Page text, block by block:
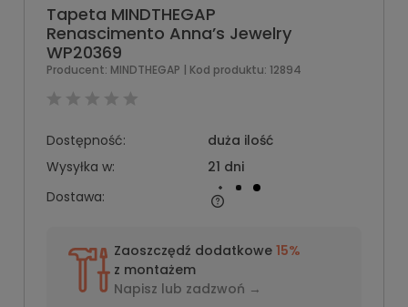
Tapeta MINDTHEGAP
Renascimento Anna’s Jewelry
WP20369
Producent: MINDTHEGAP | Kod produktu: 12894
Dostępność:
duża ilość
Wysyłka w:
21 dni
Dostawa:
Zaoszczędź dodatkowe 15%
z montażem
Napisz lub zadzwoń →